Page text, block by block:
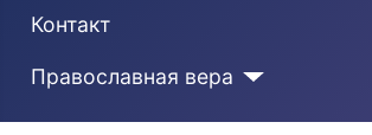
Контакт
Православная вера